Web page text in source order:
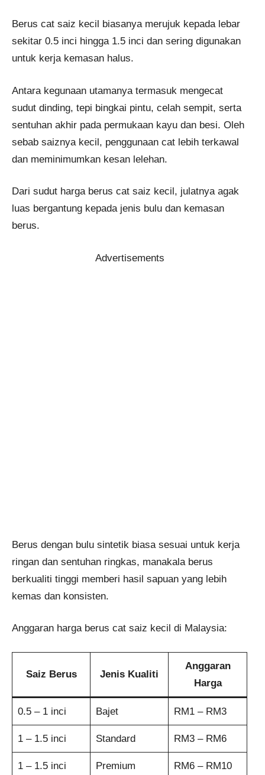
Berus cat saiz kecil biasanya merujuk kepada lebar
sekitar 0.5 inci hingga 1.5 inci dan sering digunakan
untuk kerja kemasan halus.
Antara kegunaan utamanya termasuk mengecat
sudut dinding, tepi bingkai pintu, celah sempit, serta
sentuhan akhir pada permukaan kayu dan besi. Oleh
sebab saiznya kecil, penggunaan cat lebih terkawal
dan meminimumkan kesan lelehan.
Dari sudut harga berus cat saiz kecil, julatnya agak
luas bergantung kepada jenis bulu dan kemasan
berus.
Advertisements
Berus dengan bulu sintetik biasa sesuai untuk kerja
ringan dan sentuhan ringkas, manakala berus
berkualiti tinggi memberi hasil sapuan yang lebih
kemas dan konsisten.
Anggaran harga berus cat saiz kecil di Malaysia:
Saiz Berus Jenis Kualiti
Anggaran
Harga
0.5 – 1 inci Bajet RM1 – RM3
1 – 1.5 inci Standard RM3 – RM6
1 – 1.5 inci Premium RM6 – RM10